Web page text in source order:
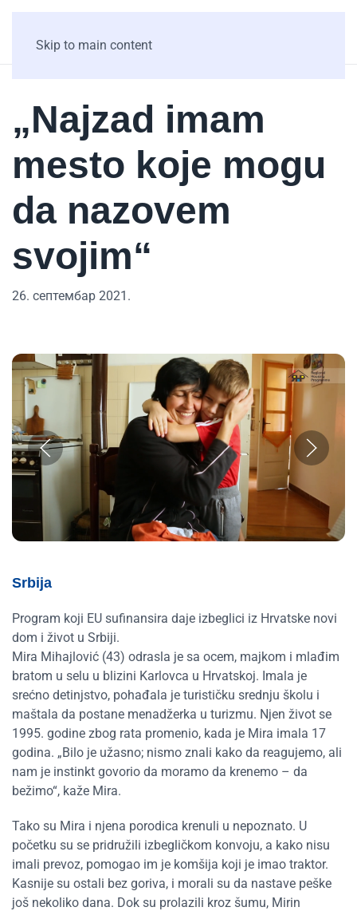
Skip to main content
„Najzad imam
mesto koje mogu
da nazovem
svojim“
26. септембар 2021.
Srbija
Program koji EU sufinansira daje izbeglici iz Hrvatske novi
dom i život u Srbiji.
Mira Mihajlović (43) odrasla je sa ocem, majkom i mlađim
bratom u selu u blizini Karlovca u Hrvatskoj. Imala je
srećno detinjstvo, pohađala je turističku srednju školu i
maštala da postane menadžerka u turizmu. Njen život se
1995. godine zbog rata promenio, kada je Mira imala 17
godina. „Bilo je užasno; nismo znali kako da reagujemo, ali
nam je instinkt govorio da moramo da krenemo – da
bežimo“, kaže Mira.
Tako su Mira i njena porodica krenuli u nepoznato. U
početku su se pridružili izbegličkom konvoju, a kako nisu
imali prevoz, pomogao im je komšija koji je imao traktor.
Kasnije su ostali bez goriva, i morali su da nastave peške
još nekoliko dana. Dok su prolazili kroz šumu, Mirin